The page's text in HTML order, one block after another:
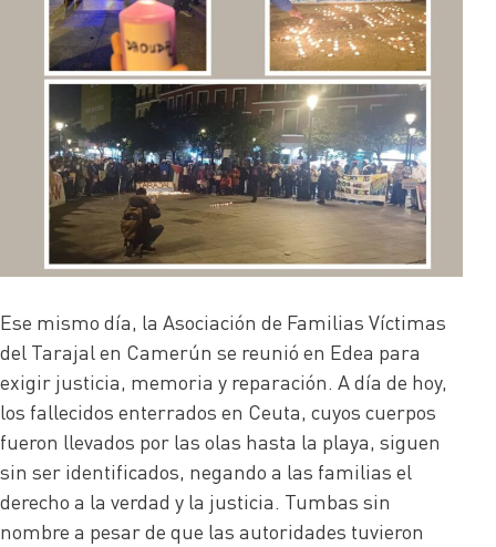
Ese mismo día, la Asociación de Familias Víctimas
del Tarajal en Camerún se reunió en Edea para
exigir justicia, memoria y reparación. A día de hoy,
los fallecidos enterrados en Ceuta, cuyos cuerpos
fueron llevados por las olas hasta la playa, siguen
sin ser identificados, negando a las familias el
derecho a la verdad y la justicia. Tumbas sin
nombre a pesar de que las autoridades tuvieron